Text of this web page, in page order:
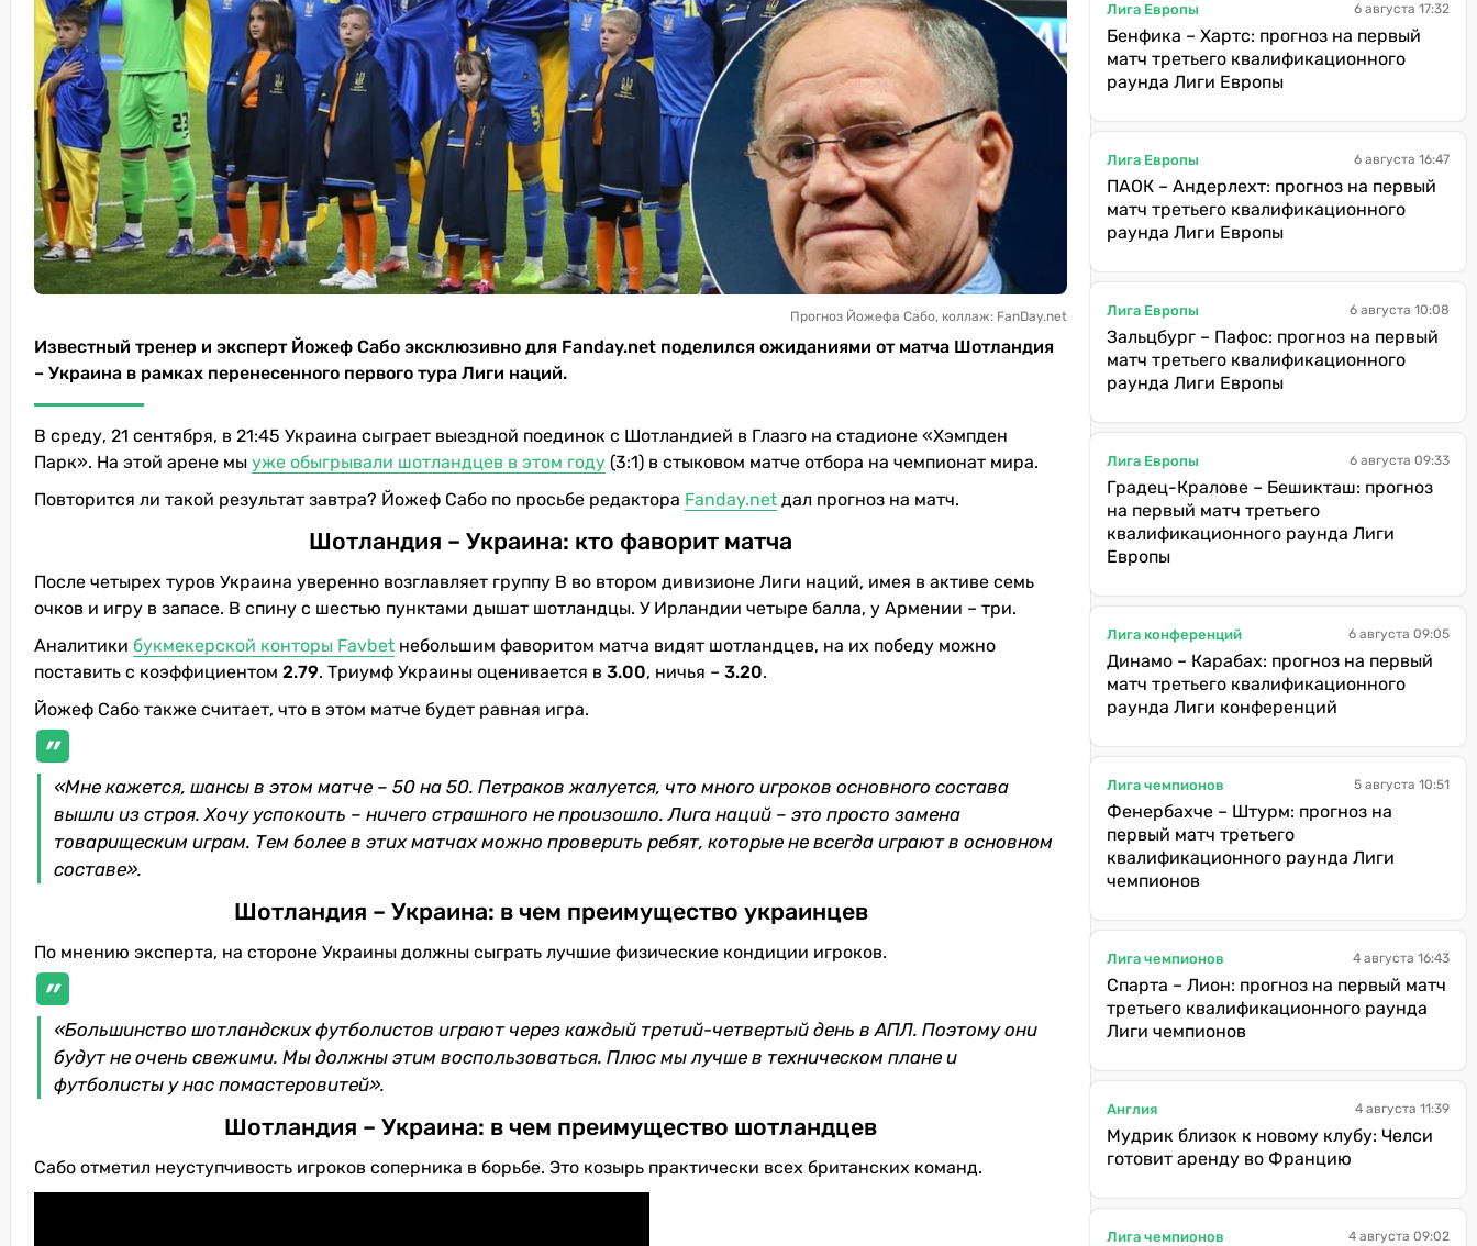
Прогноз Йожефа Сабо, коллаж: FanDay.net
Известный тренер и эксперт Йожеф Сабо эксклюзивно для Fanday.net поделился ожиданиями от матча Шотландия
– Украина в рамках перенесенного первого тура Лиги наций.
В среду, 21 сентября, в 21:45 Украина сыграет выездной поединок с Шотландией в Глазго на стадионе «Хэмпден
Парк». На этой арене мы уже обыгрывали шотландцев в этом году (3:1) в стыковом матче отбора на чемпионат мира.
Повторится ли такой результат завтра? Йожеф Сабо по просьбе редактора Fanday.net дал прогноз на матч.
Шотландия – Украина: кто фаворит матча
После четырех туров Украина уверенно возглавляет группу В во втором дивизионе Лиги наций, имея в активе семь
очков и игру в запасе. В спину с шестью пунктами дышат шотландцы. У Ирландии четыре балла, у Армении – три.
Аналитики букмекерской конторы Favbet небольшим фаворитом матча видят шотландцев, на их победу можно
поставить с коэффициентом 2.79. Триумф Украины оценивается в 3.00, ничья – 3.20.
Йожеф Сабо также считает, что в этом матче будет равная игра.
«Мне кажется, шансы в этом матче – 50 на 50. Петраков жалуется, что много игроков основного состава
вышли из строя. Хочу успокоить – ничего страшного не произошло. Лига наций – это просто замена
товарищеским играм. Тем более в этих матчах можно проверить ребят, которые не всегда играют в основном
составе».
Шотландия – Украина: в чем преимущество украинцев
По мнению эксперта, на стороне Украины должны сыграть лучшие физические кондиции игроков.
«Большинство шотландских футболистов играют через каждый третий-четвертый день в АПЛ. Поэтому они
будут не очень свежими. Мы должны этим воспользоваться. Плюс мы лучше в техническом плане и
футболисты у нас помастеровитей».
Шотландия – Украина: в чем преимущество шотландцев
Сабо отметил неуступчивость игроков соперника в борьбе. Это козырь практически всех британских команд.
Лига Европы 6 августа 17:32
Бенфика – Хартс: прогноз на первый
матч третьего квалификационного
раунда Лиги Европы
Лига Европы 6 августа 16:47
ПАОК – Андерлехт: прогноз на первый
матч третьего квалификационного
раунда Лиги Европы
Лига Европы 6 августа 10:08
Зальцбург – Пафос: прогноз на первый
матч третьего квалификационного
раунда Лиги Европы
Лига Европы 6 августа 09:33
Градец-Кралове – Бешикташ: прогноз
на первый матч третьего
квалификационного раунда Лиги
Европы
Лига конференций 6 августа 09:05
Динамо – Карабах: прогноз на первый
матч третьего квалификационного
раунда Лиги конференций
Лига чемпионов 5 августа 10:51
Фенербахче – Штурм: прогноз на
первый матч третьего
квалификационного раунда Лиги
чемпионов
Лига чемпионов 4 августа 16:43
Спарта – Лион: прогноз на первый матч
третьего квалификационного раунда
Лиги чемпионов
Англия 4 августа 11:39
Мудрик близок к новому клубу: Челси
готовит аренду во Францию
Лига чемпионов 4 августа 09:02